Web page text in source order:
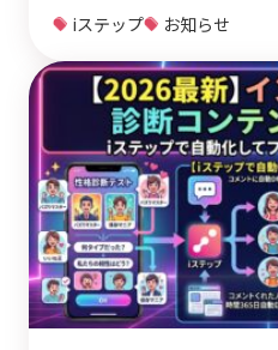
iステップ
お知らせ